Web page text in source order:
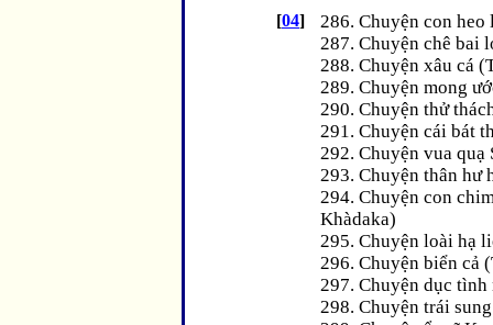
[04]
286. Chuyện con
287. Chuyện chê bai
288. Chuyện xâu cá
289. Chuyện mong
290. Chuyện thử
291. Chuyện cái bát
292. Chuyện vua quạ
293. Chuyện thân hư
294. Chuyện con
Khàdaka)
295. Chuyện loài hạ
296. Chuyện biển cả
297. Chuyện dục
298. Chuyện trái